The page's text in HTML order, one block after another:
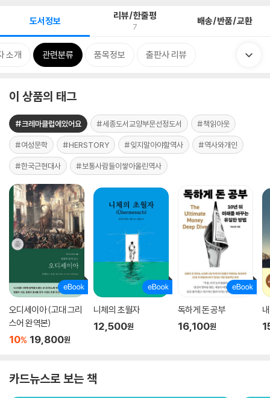
도서정보 리뷰/한줄평
7 배송/반품/교환
소개 관련분류 품목정보 출판사 리뷰
이 상품의 태그
#크레마클럽에있어요 #세종도서교양부문선정도서 #책읽아웃
#여성문학 #HERSTORY #잊지말아야할역사 #역사와개인
#한국근현대사 #보통사람들이쌓아올린역사
오디세이아 (고대 그리
스어 완역본)
10% 19,800원
니체의 초월자
12,500원
독하게 돈 공부
16,100원
카드뉴스로 보는 책